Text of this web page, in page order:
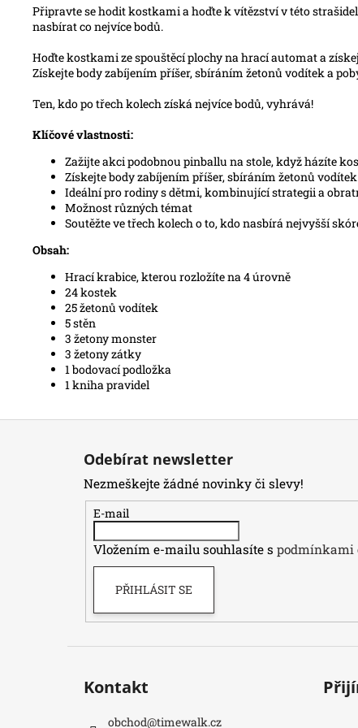
Připravte se hodit kostkami a hoďte k vítězství v této
nasbírat co nejvíce bodů.
Hoďte kostkami ze spouštěcí plochy na hrací automat a
Získejte body zabíjením příšer, sbíráním žetonů vodítek a
Ten, kdo po třech kolech získá nejvíce bodů, vyhrává!
Klíčové vlastnosti:
Zažijte akci podobnou pinballu na stole, když házíte
Získejte body zabíjením příšer, sbíráním žetonů
Ideální pro rodiny s dětmi, kombinující strategii a
Možnost různých témat
Soutěžte ve třech kolech o to, kdo nasbírá nejvyšší
Obsah:
Hrací krabice, kterou rozložíte na 4 úrovně
24 kostek
25 žetonů vodítek
5 stěn
3 žetony monster
3 žetony zátky
1 bodovací podložka
1 kniha pravidel
Z
Odebírat newsletter
Nezmeškejte žádné novinky či slevy!
E-mail
Vložením e-mailu souhlasíte s podmínkami
PŘIHLÁSIT SE
Kontakt
obchod@timewalk.cz